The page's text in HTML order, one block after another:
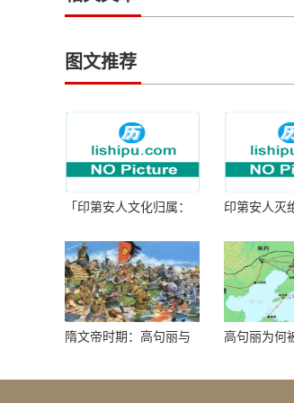
图文推荐
「印第安人文化归属：
印第安人灭
隋文帝时期：高句丽与
高句丽为何
秘！